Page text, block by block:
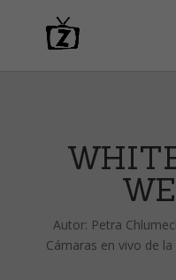
Autor: Petra
Cámaras en vivo de